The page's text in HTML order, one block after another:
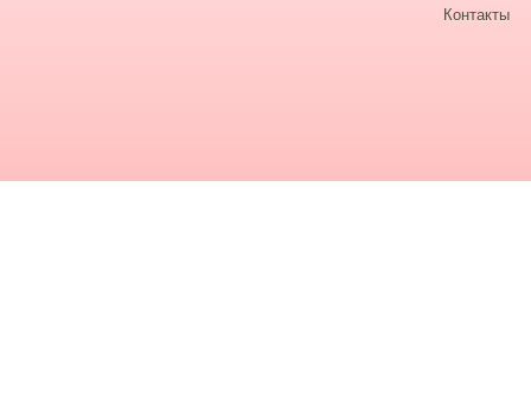
Контакты